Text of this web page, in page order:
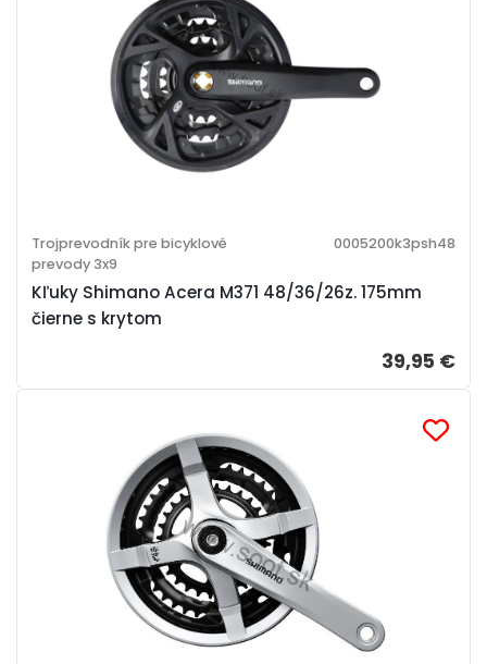
Kľuky Shimano Acera M371 48/36/26z. 175mm
čierne s krytom
Trojprevodník pre bicyklové
prevody 3x9
0005200k3psh48
39,95 €